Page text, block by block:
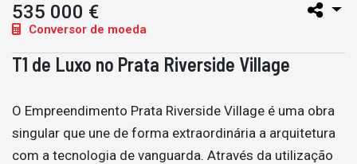
535 000 €
Conversor de moeda
T1 de Luxo no Prata Riverside Village
O Empreendimento Prata Riverside Village é uma obra
singular que une de forma extraordinária a arquitetura
com a tecnologia de vanguarda. Através da utilização